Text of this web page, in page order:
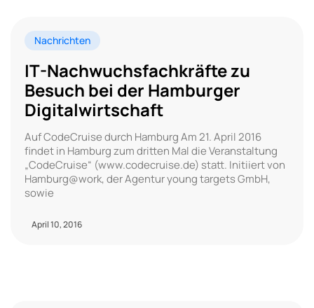
Nachrichten
IT-Nachwuchsfachkräfte zu
Besuch bei der Hamburger
Digitalwirtschaft
Auf CodeCruise durch Hamburg Am 21. April 2016
findet in Hamburg zum dritten Mal die Veranstaltung
„CodeCruise“ (www.codecruise.de) statt. Initiiert von
Hamburg@work, der Agentur young targets GmbH,
sowie
April 10, 2016